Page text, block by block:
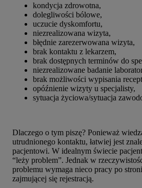
kondycja zdrowotna,
dolegliwości bólowe,
uczucie dyskomfortu,
niezrealizowana wizyta,
błędnie zarezerwowana wizyta,
brak kontaktu z lekarzem,
brak dostępnych terminów do
niezrealizowane badanie
brak możliwości wypisania
opóźnienie wizyty u specjalisty,
sytuacja życiowa/sytuacja
Dlaczego o tym piszę? Ponieważ
utrudnionego kontaktu, łatwiej jest
pacjentowi. W idealnym świecie
“leży problem”. Jednak w
problemu wymaga nieco pracy po
zajmującej się rejestracją.